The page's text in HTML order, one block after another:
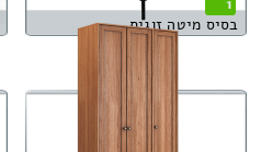
בסיס מיטה זוגית